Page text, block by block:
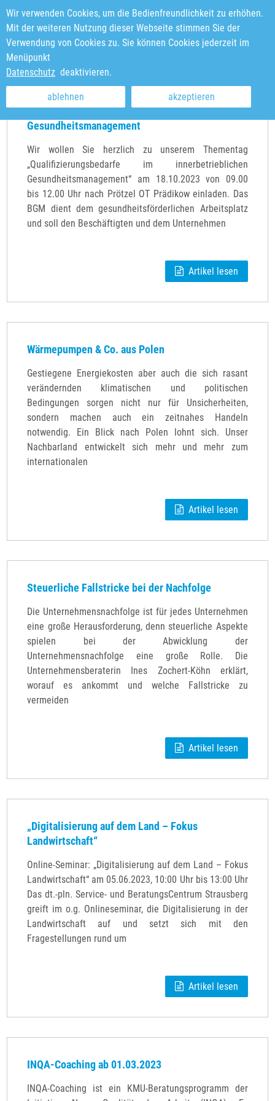
akzeptieren
ablehnen
Wir verwenden Cookies, um die Bedienfreundlichkeit zu erhöhen.
Mit der weiteren Nutzung dieser Webseite stimmen Sie der
Verwendung von Cookies zu. Sie können Cookies jederzeit im
Menüpunkt
Datenschutz deaktivieren.
Sie sind hier:
Qualifizierungsbedarfe im innerbetrieblichen
Gesundheitsmanagement
Wir wollen Sie herzlich zu unserem Thementag
„Qualifizierungsbedarfe im innerbetrieblichen
Gesundheitsmanagement“ am 18.10.2023 von 09.00
bis 12.00 Uhr nach Prötzel OT Prädikow einladen. Das
BGM dient dem gesundheitsförderlichen Arbeitsplatz
und soll den Beschäftigten und dem Unternehmen
Artikel lesen
Wärmepumpen & Co. aus Polen
Gestiegene Energiekosten aber auch die sich rasant
verändernden klimatischen und politischen
Bedingungen sorgen nicht nur für Unsicherheiten,
sondern machen auch ein zeitnahes Handeln
notwendig. Ein Blick nach Polen lohnt sich. Unser
Nachbarland entwickelt sich mehr und mehr zum
internationalen
Artikel lesen
Steuerliche Fallstricke bei der Nachfolge
Die Unternehmensnachfolge ist für jedes Unternehmen
eine große Herausforderung, denn steuerliche Aspekte
spielen bei der Abwicklung der
Unternehmensnachfolge eine große Rolle. Die
Unternehmensberaterin Ines Zochert-Köhn erklärt,
worauf es ankommt und welche Fallstricke zu
vermeiden
Artikel lesen
„Digitalisierung auf dem Land – Fokus
Landwirtschaft“
Online-Seminar: „Digitalisierung auf dem Land – Fokus
Landwirtschaft“ am 05.06.2023, 10:00 Uhr bis 13:00 Uhr
Das dt.-pln. Service- und BeratungsCentrum Strausberg
greift im o.g. Onlineseminar, die Digitalisierung in der
Landwirtschaft auf und setzt sich mit den
Fragestellungen rund um
Artikel lesen
INQA-Coaching ab 01.03.2023
INQA-Coaching ist ein KMU-Beratungsprogramm der